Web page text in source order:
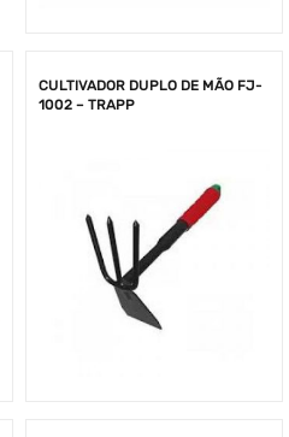
CULTIVADOR DUPLO DE MÃO FJ-
1002 – TRAPP